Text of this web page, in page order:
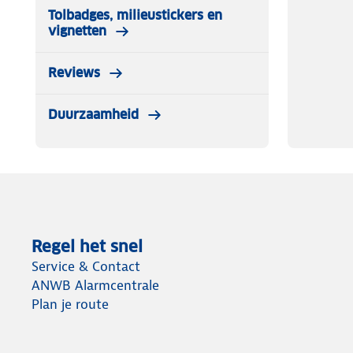
Specificaties
Tolbadges, milieustickers en
vignetten
Reviews
Duurzaamheid
Regel het snel
Service & Contact
ANWB Alarmcentrale
Plan je route